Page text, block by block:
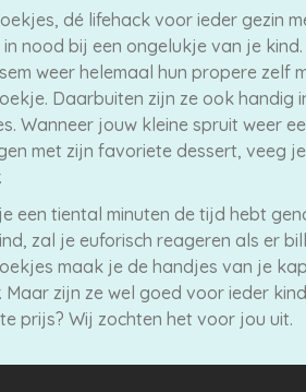
dé lifehack voor ieder gezin
nood bij een ongelukje van je
weer helemaal hun propere zelf
Daarbuiten zijn ze ook handig
Wanneer jouw kleine spruit weer
met zijn favoriete dessert, veeg
een tiental minuten de tijd hebt
zal je euforisch reageren als er
maak je de handjes van je
Maar zijn ze wel goed voor ieder
prijs? Wij zochten het voor jou uit.